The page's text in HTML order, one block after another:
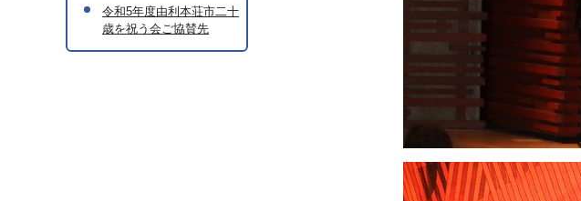
令和5年度由利本荘市二十
歳を祝う会ご協賛先